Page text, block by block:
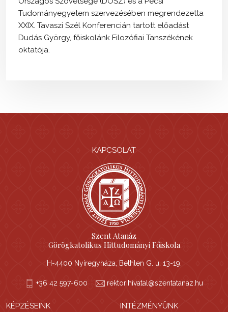
Tudományegyetem szervezésében megrendezetta
XXIX. Tavaszi Szél Konferencián tartott előadást
Dudás György, főiskolánk Filozófiai Tanszékének
oktatója.
KAPCSOLAT
Szent Atanáz
Görögkatolikus Hittudományi Főiskola
H-4400 Nyíregyháza, Bethlen G. u. 13-19.
+36 42 597-600 rektorihivatal@szentatanaz.hu
KÉPZÉSEINK INTÉZMÉNYÜNK